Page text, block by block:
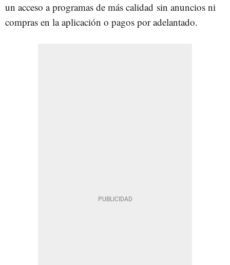
un acceso a programas de más calidad sin anuncios ni
compras en la aplicación o pagos por adelantado.